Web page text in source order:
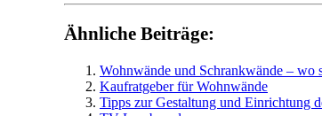
Ähnliche Beiträge:
Wohnwände und Schrankwände – wo
Kaufratgeber für Wohnwände
Tipps zur Gestaltung und Einrichtung